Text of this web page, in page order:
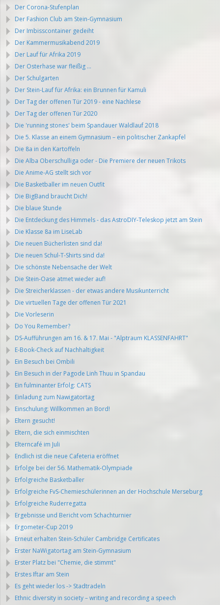
Der Corona-Stufenplan
Der Fashion Club am Stein-Gymnasium
Der Imbisscontainer gedeiht
Der Kammermusikabend 2019
Der Lauf für Afrika 2019
Der Osterhase war fleißig ...
Der Schulgarten
Der Stein-Lauf für Afrika: ein Brunnen für Kamuli
Der Tag der offenen Tür 2019 - eine Nachlese
Der Tag der offenen Tür 2020
Die 'running stones' beim Spandauer Waldlauf 2018
Die 5. Klasse an einem Gymnasium – ein politischer Zankapfel
Die 8a in den Kartoffeln
Die Alba Oberschulliga oder - Die Premiere der neuen Trikots
Die Anime-AG stellt sich vor
Die Basketballer im neuen Outfit
Die BigBand braucht Dich!
Die blaue Stunde
Die Entdeckung des Himmels - das AstroDIY-Teleskop jetzt am Stein
Die Klasse 8a im LiseLab
Die neuen Bücherlisten sind da!
Die neuen Schul-T-Shirts sind da!
Die schönste Nebensache der Welt
Die Stein-Oase atmet wieder auf!
Die Streicherklassen - der etwas andere Musikunterricht
Die virtuellen Tage der offenen Tür 2021
Die Vorleserin
Do You Remember?
DS-Aufführungen am 16. & 17. Mai - "Alptraum KLASSENFAHRT"
E-Book-Check auf Nachhaltigkeit
Ein Besuch bei Ombili
Ein Besuch in der Pagode Linh Thuu in Spandau
Ein fulminanter Erfolg: CATS
Einladung zum Nawigatortag
Einschulung: Willkommen an Bord!
Eltern gesucht!
Eltern, die sich einmischten
Elterncafé im Juli
Endlich ist die neue Cafeteria eröffnet
Erfolge bei der 56. Mathematik-Olympiade
Erfolgreiche Basketballer
Erfolgreiche FvS-Chemieschülerinnen an der Hochschule Merseburg
Erfolgreiche Ruderregatta
Ergebnisse und Bericht vom Schachturnier
Ergometer-Cup 2019
Erneut erhalten Stein-Schüler Cambridge Certificates
Erster NaWigatortag am Stein-Gymnasium
Erster Platz bei "Chemie, die stimmt"
Erstes Iftar am Stein
Es geht wieder los -> Stadtradeln
Ethnic diversity in society – writing and recording a speech